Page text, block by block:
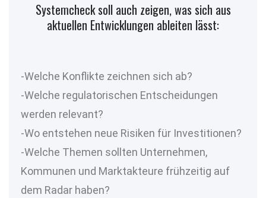
Systemcheck soll auch zeigen, was sich aus
aktuellen Entwicklungen ableiten lässt:
-Welche Konflikte zeichnen sich ab?
-Welche regulatorischen Entscheidungen
werden relevant?
-Wo entstehen neue Risiken für Investitionen?
-Welche Themen sollten Unternehmen,
Kommunen und Marktakteure frühzeitig auf
dem Radar haben?